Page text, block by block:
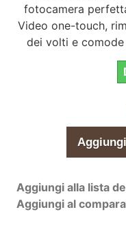
fotocamera
Video one-touch,
dei volti e
Aggiungi alla lista
Aggiungi al